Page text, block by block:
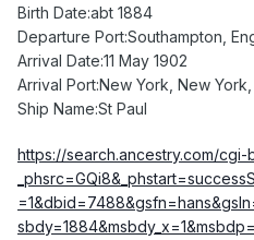
Birth Date:abt 1884
Departure Port:Southampton,
Arrival Date:11 May 1902
Arrival Port:New York, New York,
Ship Name:St Paul
https://search.ancestry.com/cgi-